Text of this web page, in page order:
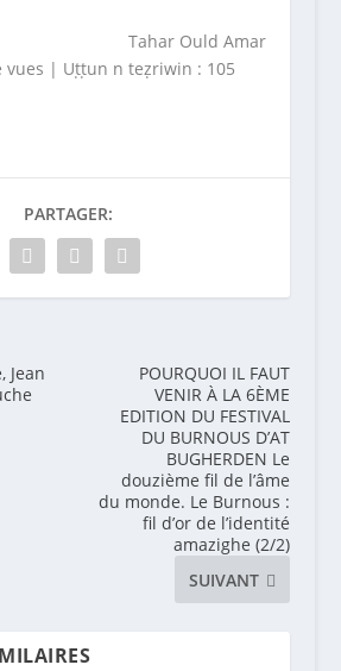
Tahar Ould Amar
vues | Uṭṭun n teẓriwin : 105
PARTAGER:
Jean
POURQUOI IL FAUT
VENIR À LA 6ÈME
EDITION DU FESTIVAL
DU BURNOUS D’AT
BUGHERDEN Le
douzième fil de l’âme
du monde. Le Burnous :
fil d’or de l’identité
amazighe (2/2)
SUIVANT